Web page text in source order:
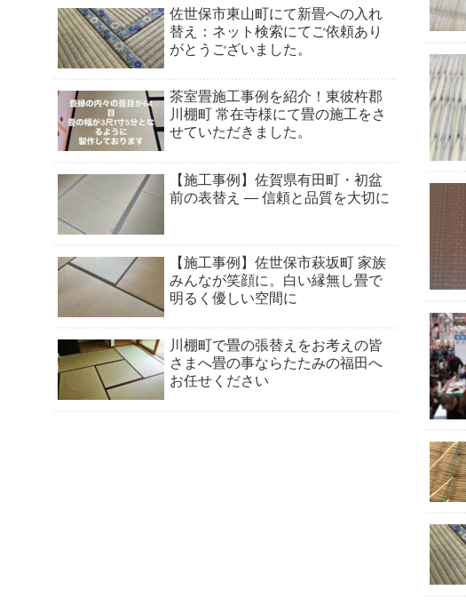
佐世保市東山町にて新畳への入れ
替え：ネット検索にてご依頼あり
がとうございました。
茶室畳施工事例を紹介！東彼杵郡
川棚町 常在寺様にて畳の施工をさ
せていただきました。
【施工事例】佐賀県有田町・初盆
前の表替え ― 信頼と品質を大切に
【施工事例】佐世保市萩坂町 家族
みんなが笑顔に。白い縁無し畳で
明るく優しい空間に
川棚町で畳の張替えをお考えの皆
さまへ畳の事ならたたみの福田へ
お任せください